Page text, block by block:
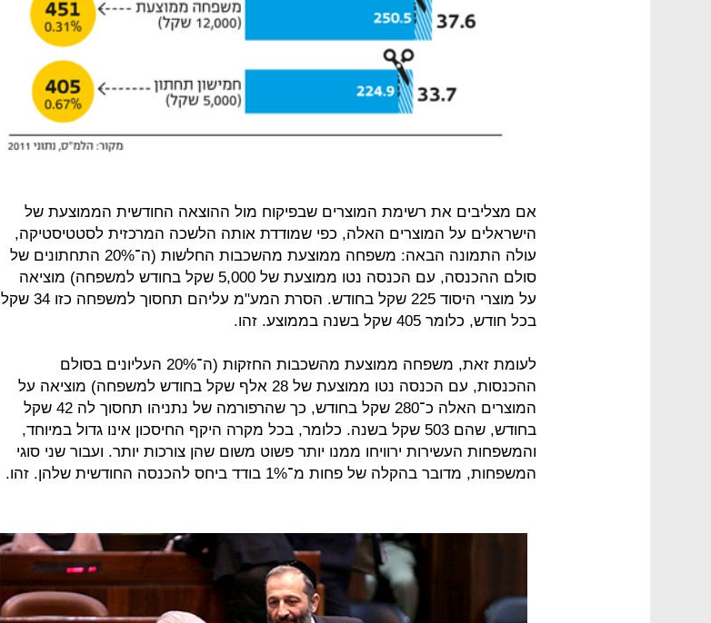
אם מצליבים את רשימת המוצרים שבפיקוח מול ההוצאה החודשית הממוצעת של
הישראלים על המוצרים האלה, כפי שמודדת אותה הלשכה המרכזית לסטטיסטיקה,
עולה התמונה הבאה: משפחה ממוצעת מהשכבות החלשות (ה־20% התחתונים של
סולם ההכנסה, עם הכנסה נטו ממוצעת של 5,000 שקל בחודש למשפחה) מוציאה
על מוצרי היסוד 225 שקל בחודש. הסרת המע"מ עליהם תחסוך למשפחה כזו 34 שקל
בכל חודש, כלומר 405 שקל בשנה בממוצע. זהו.
לעומת זאת, משפחה ממוצעת מהשכבות החזקות (ה־20% העליונים בסולם
ההכנסות, עם הכנסה נטו ממוצעת של 28 אלף שקל בחודש למשפחה) מוציאה על
המוצרים האלה כ־280 שקל בחודש, כך שהרפורמה של נתניהו תחסוך לה 42 שקל
בחודש, שהם 503 שקל בשנה. כלומר, בכל מקרה היקף החיסכון אינו גדול במיוחד,
והמשפחות העשירות ירוויחו ממנו יותר פשוט משום שהן צורכות יותר. ועבור שני סוגי
המשפחות, מדובר בהקלה של פחות מ־1% בודד ביחס להכנסה החודשית שלהן. זהו.